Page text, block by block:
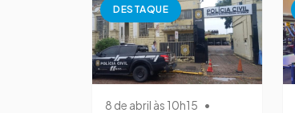
DESTAQUE
8 de abril às 10h15 •